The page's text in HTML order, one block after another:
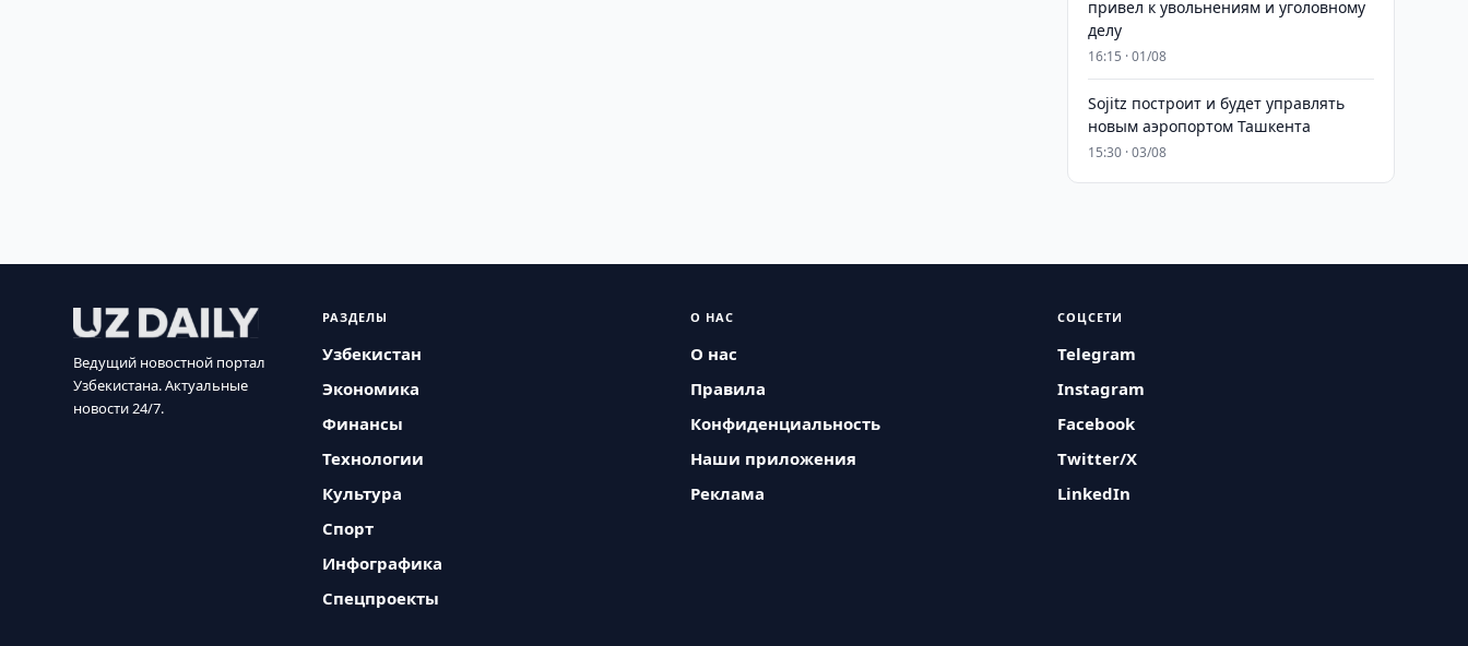
привел к увольнениям и уголовному
делу
16:15 · 01/08
Sojitz построит и будет управлять
новым аэропортом Ташкента
15:30 · 03/08
Ведущий новостной портал
Узбекистана. Актуальные
новости 24/7.
РАЗДЕЛЫ
Узбекистан
Экономика
Финансы
Технологии
Культура
Спорт
Инфографика
Спецпроекты
О НАС
О нас
Правила
Конфиденциальность
Наши приложения
Реклама
СОЦСЕТИ
Telegram
Instagram
Facebook
Twitter/X
LinkedIn